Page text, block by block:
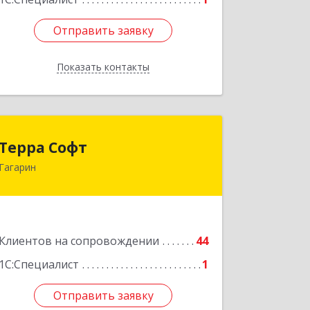
Отправить заявку
Показать контакты
Отправить заявку
Назад
Терра Софт
Гагарин
Клиентов на сопровождении
44
1С:Специалист
1
Отправить заявку
215010, Смоленская обл, Гагарин г,
Отправить заявку